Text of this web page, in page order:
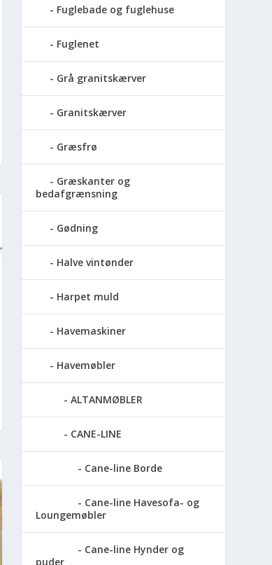
Fuglebade og fuglehuse
Fuglenet
Grå granitskærver
Granitskærver
Græsfrø
Græskanter og
bedafgrænsning
Gødning
Halve vintønder
Harpet muld
Havemaskiner
Havemøbler
ALTANMØBLER
CANE-LINE
Cane-line Borde
Cane-line Havesofa- og
Loungemøbler
Cane-line Hynder og
puder